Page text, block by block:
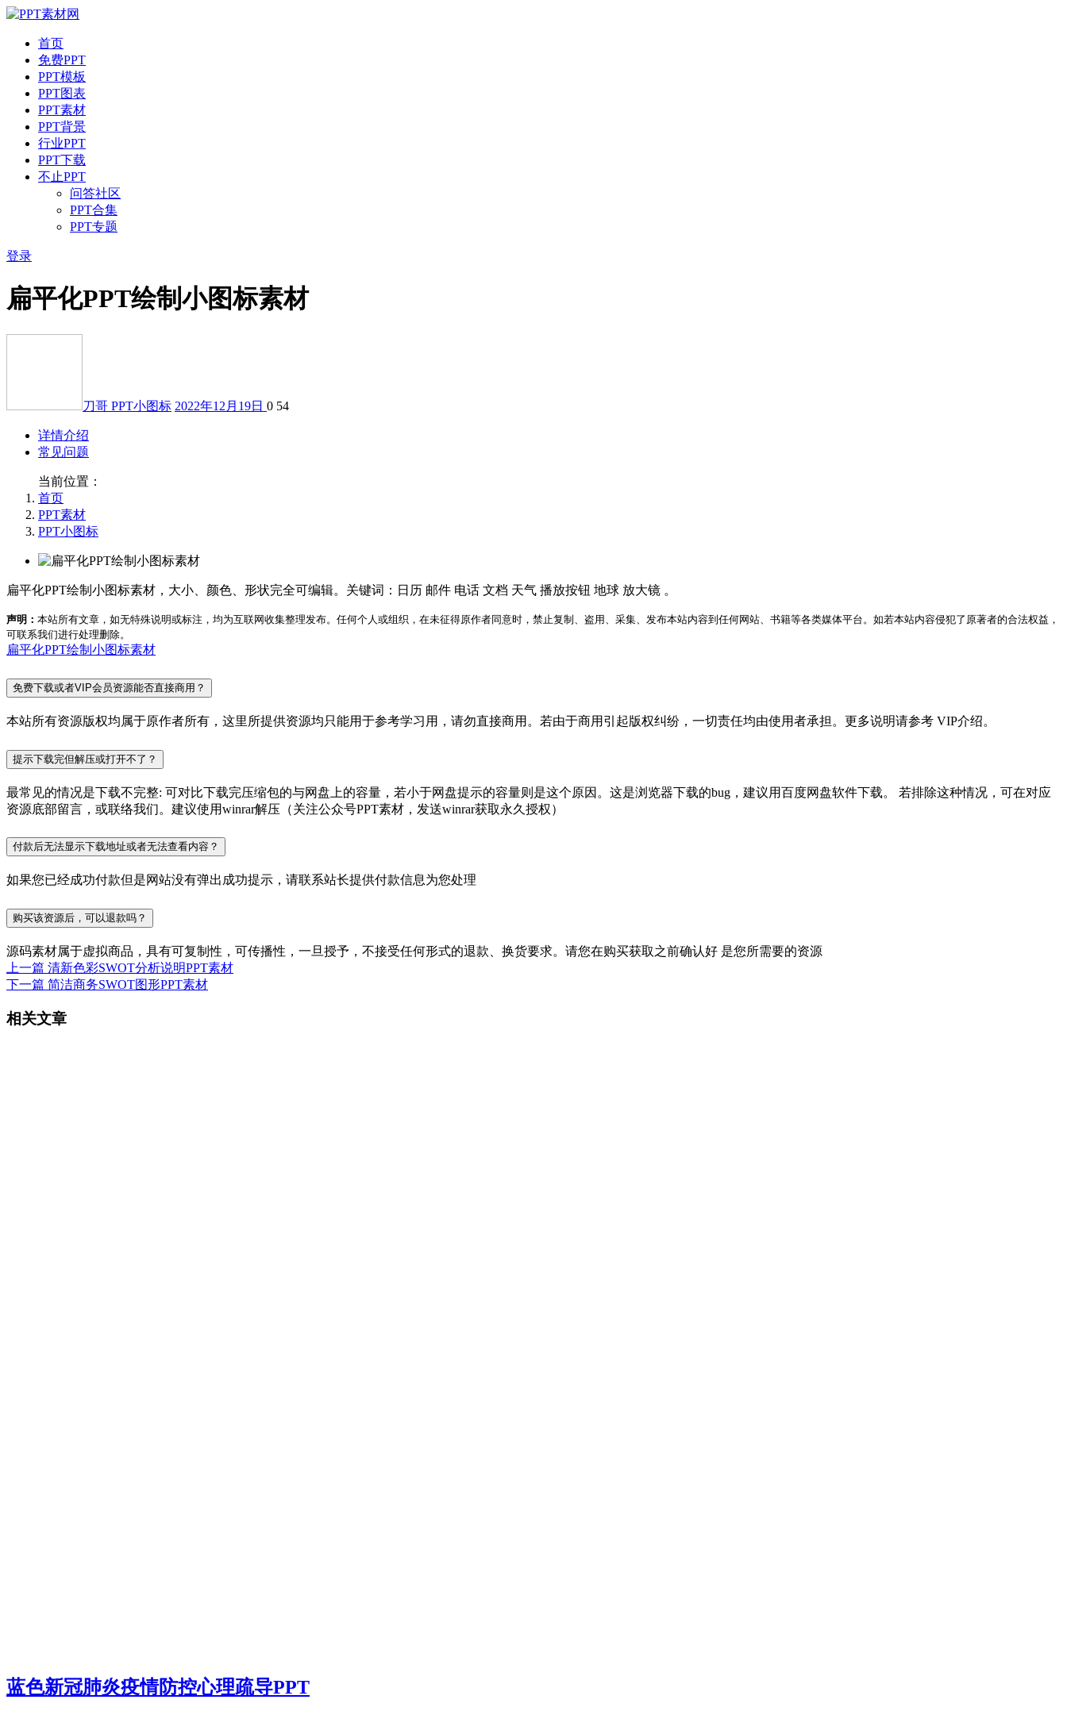
首页
免费PPT
PPT模板
PPT图表
PPT素材
PPT背景
行业PPT
PPT下载
不止PPT
问答社区
PPT合集
PPT专题
登录
扁平化PPT绘制小图标素材
刀哥 PPT小图标 2022年12月19日 0 54
详情介绍
常见问题
当前位置：
首页
PPT素材
PPT小图标
扁平化PPT绘制小图标素材，大小、颜色、形状完全可编辑。关键词：日历 邮件 电话 文档 天气 播放按钮 地球 放大镜 。
声明： 本站所有文章，如无特殊说明或标注，均为互联网收集整理发布。任何个人或组织，在未征得原作者同意时，禁止复制、盗用、采集、发布本站内容到任何网站、书籍等各类媒体平台。如若本站内容侵犯了原著者的合法权益，
可联系我们进行处理删除。
扁平化PPT绘制小图标素材
免费下载或者VIP会员资源能否直接商用？
本站所有资源版权均属于原作者所有，这里所提供资源均只能用于参考学习用，请勿直接商用。若由于商用引起版权纠纷，一切责任均由使用者承担。更多说明请参考 VIP介绍。
提示下载完但解压或打开不了？
最常见的情况是下载不完整: 可对比下载完压缩包的与网盘上的容量，若小于网盘提示的容量则是这个原因。这是浏览器下载的bug，建议用百度网盘软件下载。 若排除这种情况，可在对应
资源底部留言，或联络我们。建议使用winrar解压（关注公众号PPT素材，发送winrar获取永久授权）
付款后无法显示下载地址或者无法查看内容？
如果您已经成功付款但是网站没有弹出成功提示，请联系站长提供付款信息为您处理
购买该资源后，可以退款吗？
源码素材属于虚拟商品，具有可复制性，可传播性，一旦授予，不接受任何形式的退款、换货要求。请您在购买获取之前确认好 是您所需要的资源
上一篇 清新色彩SWOT分析说明PPT素材
下一篇 简洁商务SWOT图形PPT素材
相关文章
蓝色新冠肺炎疫情防控心理疏导PPT